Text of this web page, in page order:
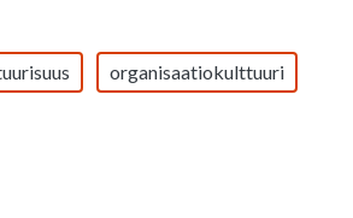
organisaatiokulttuuri